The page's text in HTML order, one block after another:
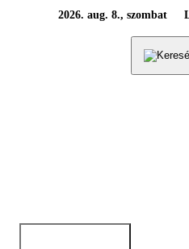
2026. aug. 8., szombat